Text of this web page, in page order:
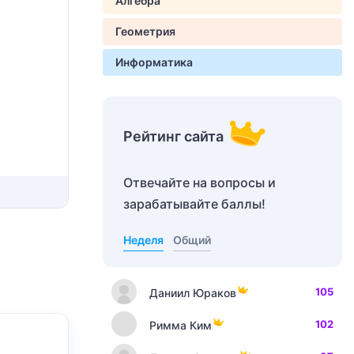
Геометрия
Информатика
Рейтинг сайта
Отвечайте на вопросы и
зарабатывайте баллы!
Неделя Общий
Даниил Юраков 105
Римма Ким 102